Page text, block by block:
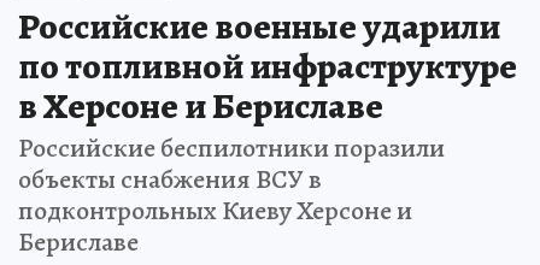
Российские военные ударили
по топливной инфраструктуре
в Херсоне и Бериславе
Российские беспилотники поразили
объекты снабжения ВСУ в
подконтрольных Киеву Херсоне и
Бериславе